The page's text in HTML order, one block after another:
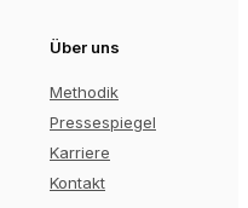
Über uns
Methodik
Pressespiegel
Karriere
Kontakt